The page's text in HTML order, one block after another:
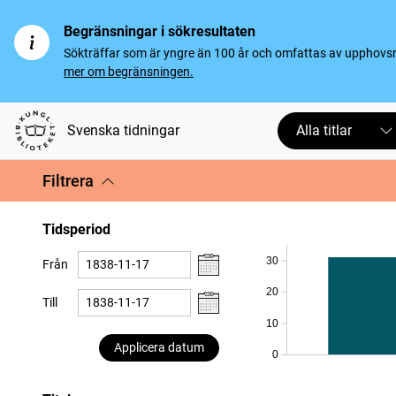
Begränsningar i sökresultaten
Sökträffar som är yngre än 100 år och omfattas av
mer om begränsningen.
Svenska tidningar Alla titlar
Filtrera
Tidsperiod
Från
Till
Applicera datum
0
10
20
30